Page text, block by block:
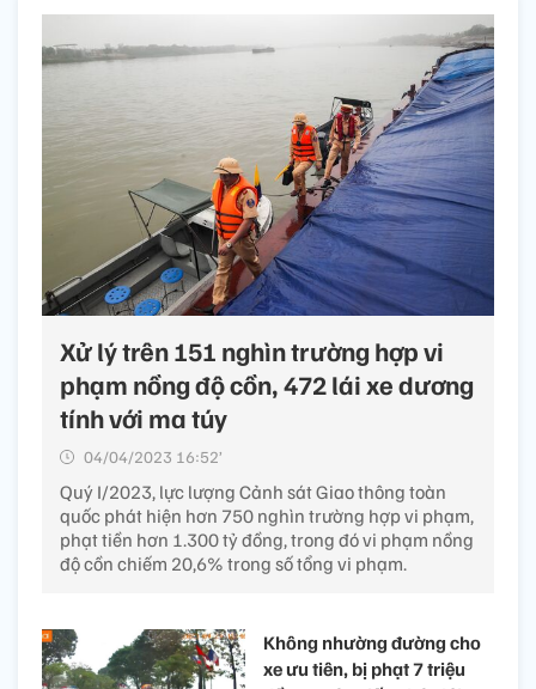
Xử lý trên 151 nghìn trường hợp vi
phạm nồng độ cồn, 472 lái xe dương
tính với ma túy
04/04/2023 16:52’
Quý I/2023, lực lượng Cảnh sát Giao thông toàn
quốc phát hiện hơn 750 nghìn trường hợp vi phạm,
phạt tiền hơn 1.300 tỷ đồng, trong đó vi phạm nồng
độ cồn chiếm 20,6% trong số tổng vi phạm.
Không nhường đường cho
xe ưu tiên, bị phạt 7 triệu